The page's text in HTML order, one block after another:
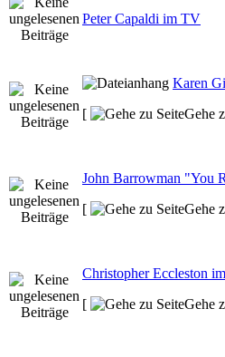
Peter Capaldi im TV
Karen
[
Gehe
John Barrowman "You
[
Gehe
Christopher Eccleston
[
Gehe